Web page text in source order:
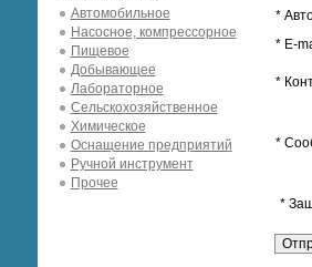
Автомобильное
Насосное, компрессорное
Пищевое
Добывающее
Лабораторное
Сельскохозяйственное
Химическое
Оснащение предприятий
Ручной инструмент
Прочее
*
* E-
*
*
*